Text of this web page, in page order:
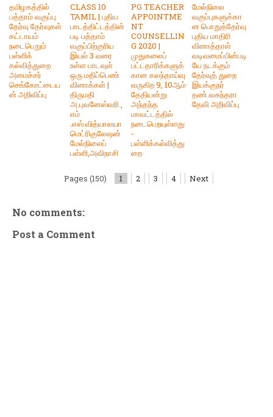
தமிழகத்தில்
பத்தாம் வகுப்பு
தேர்வு தேர்வுகள்
கட்டாயம்
நடைபெறும்
பள்ளிக்
கல்வித்துறை
அமைச்சர்
செங்கோட்டைய
ன் அறிவிப்பு
CLASS 10
TAMIL | புதிய
பாடத்திட்டத்தின்
படி பத்தாம்
வகுப்பிற்குரிய
இயல் 3 வரை
உள்ள பாடவுள்
ஒரு மதிப்பெண்
வினாக்கள் |
திருமதி
அ.புவனேஸ்வரி ,
எம்
.எஸ்.வித்யாலயா
மெட்ரிகுலேஷன்
மேல்நிலைப்
பள்ளி,அவிநாசி
PG TEACHER
APPOINTME
NT
COUNSELLIN
G 2020 |
முதுகலைப்
பட்டதாரிக்களுக்
கான கலந்தாய்வு
வருகிற 9, 10ஆம்
தேதியன்று
அந்தந்த
மாவட்டத்தில்
நடைபெறயுள்ளது
-
பள்ளிக்கல்வித்து
றை
மேல்நிலை
வகுப்புகளுக்கா
ன பொதுத்தேர்வு
புதிய மாதிரி
வினாத்தாள்
வடிவமைப்பின்படி
யே நடக்கும்
தேர்வுத் துறை
இயக்குநர்
தண்.வசுந்தரா
தேவி அறிவிப்பு
Pages (150) 1 2 3 4 Next
No comments:
Post a Comment